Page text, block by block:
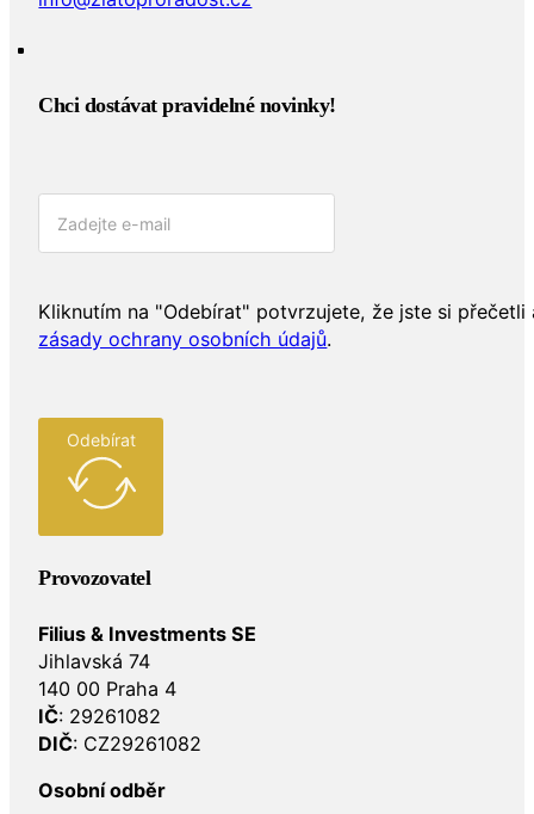
Chci dostávat pravidelné novinky!​
Kliknutím na "Odebírat" potvrzujete, že jste si přečetli
zásady ochrany osobních údajů.
Odebírat
Provozovatel
Filius & Investments SE
Jihlavská 74
140 00 Praha 4
IČ: 29261082
DIČ: CZ29261082
Osobní odběr